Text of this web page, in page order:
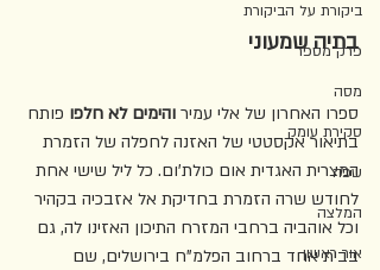
ביקורת על הביקורת
פרק מספר
מסה
סקירת עומק
שפה
המלצה
אור ראשון
בתיה שמעוני
ספרו האחרון של אלי עמיר והימים לא חלפו פותח
בתיאור אקסטטי של האזנה לחפלה של הזמרת
המצרית האגדית אום כולת'ום. כל ליל שישי אחת
לחודש שרה הזמרת בחדיקת אל אזבכיה בקהיר
וכל אוהביה ברחבי המזרח התיכון האזינו לה, גם
בבית אחד ברחוב הפלמ"ח בירושלים, שם